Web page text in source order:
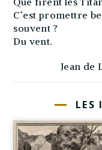
C’est promettre
souvent ?
Du vent.
Jean de
LES